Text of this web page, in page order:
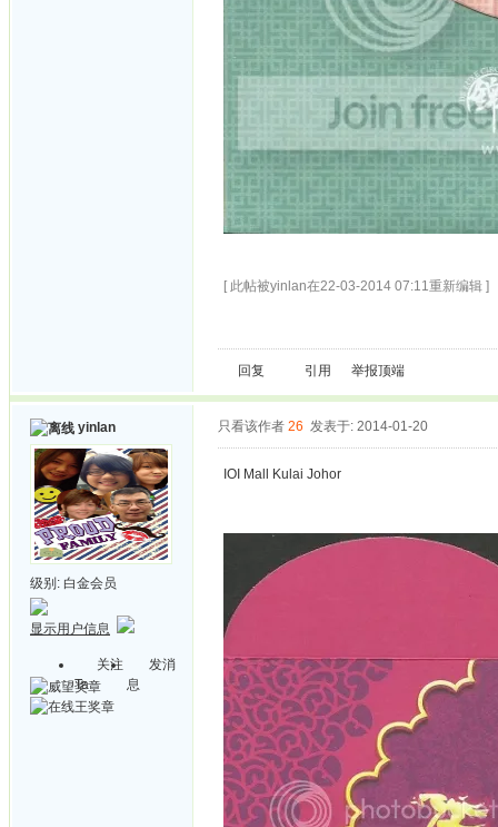
[ 此帖被yinlan在22-03-2014 07:11重新编辑 ]
回复 引用 举报顶端
yinlan
级别: 白金会员
显示用户信息
关注
Ta
发消
息
只看该作者 26 发表于: 2014-01-20
IOI Mall Kulai Johor